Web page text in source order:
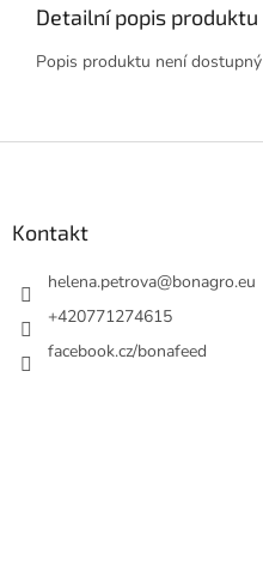
Detailní popis produktu
Popis produktu není dostupný
Kontakt
helena.petrova@bonagro.eu
+420771274615
facebook.cz/bonafeed